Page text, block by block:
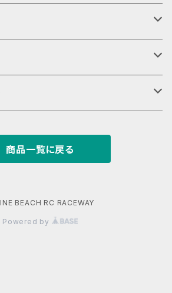
SERIES
商品一覧に戻る
BEACH RC RACEWAY
Powered by